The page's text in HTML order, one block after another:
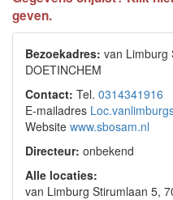
geven.
Bezoekadres: van Limburg
DOETINCHEM
Contact: Tel. 0314341916
E-mailadres
Website www.sbosam.nl
Directeur: onbekend
Alle locaties:
van Limburg Stirumlaan 5,